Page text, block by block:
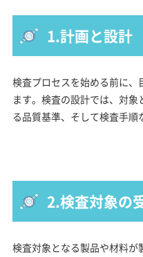
1.計画と設計
検査プロセスを始める前に
ます。検査の設計では、対
る品質基準、そして検査手順
2.検査対象の
検査対象となる製品や材料が